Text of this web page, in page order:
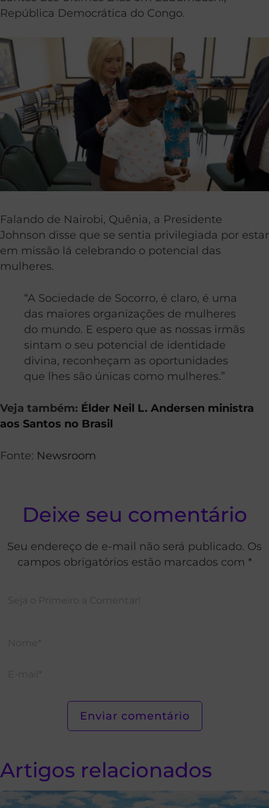
República Democrática do Congo.
Falando de Nairobi, Quênia, a Presidente
Johnson disse que se sentia privilegiada por estar
em missão lá celebrando o potencial das
mulheres.
“A Sociedade de Socorro, é claro, é uma
das maiores organizações de mulheres
do mundo. E espero que as nossas irmãs
sintam o seu potencial de identidade
divina, reconheçam as oportunidades
que lhes são únicas como mulheres.”
Veja também: Élder Neil L. Andersen ministra
aos Santos no Brasil
Fonte: Newsroom
Deixe seu comentário
Seu endereço de e-mail não será publicado. Os
campos obrigatórios estão marcados com *
Artigos relacionados